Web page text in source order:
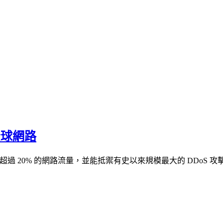
網路
過 20% 的網路流量，並能抵禦有史以來規模最大的 DDoS 攻